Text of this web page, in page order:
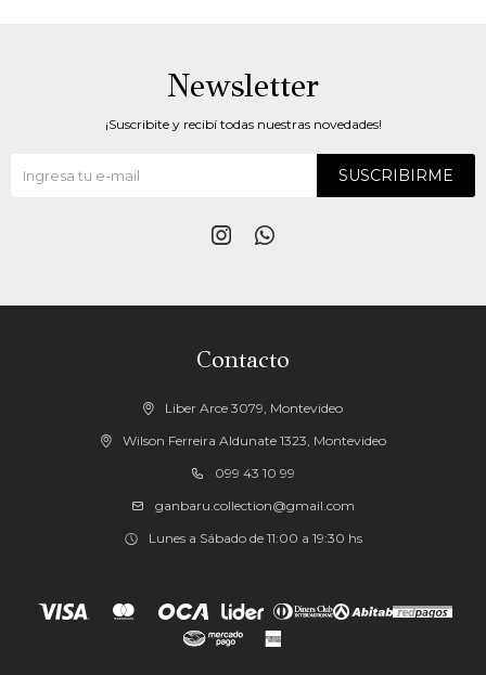
Contacto
Liber Arce 3079, Montevideo
Wilson Ferreira Aldunate 1323, Montevideo
099 43 10 99
ganbaru.collection@gmail.com
Lunes a Sábado de 11:00 a 19:30 hs
Newsletter
¡Suscribite y recibí todas nuestras novedades!
SUSCRIBIRME
 